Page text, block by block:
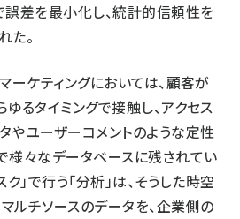
誤差を最小化し、統計的信頼性を
た。
ーケティングにおいては、顧客が
るタイミングで接触し、アクセス
やユーザーコメントのような定性
様々なデータベースに残されてい
ク」で行う「分析」は、そうした時空
ルチソースのデータを、企業側の